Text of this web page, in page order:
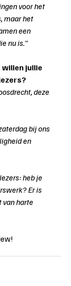
voor het
maar het
een
nu is."
jullie
deze
bij ons
en
heb je
Er is
van harte